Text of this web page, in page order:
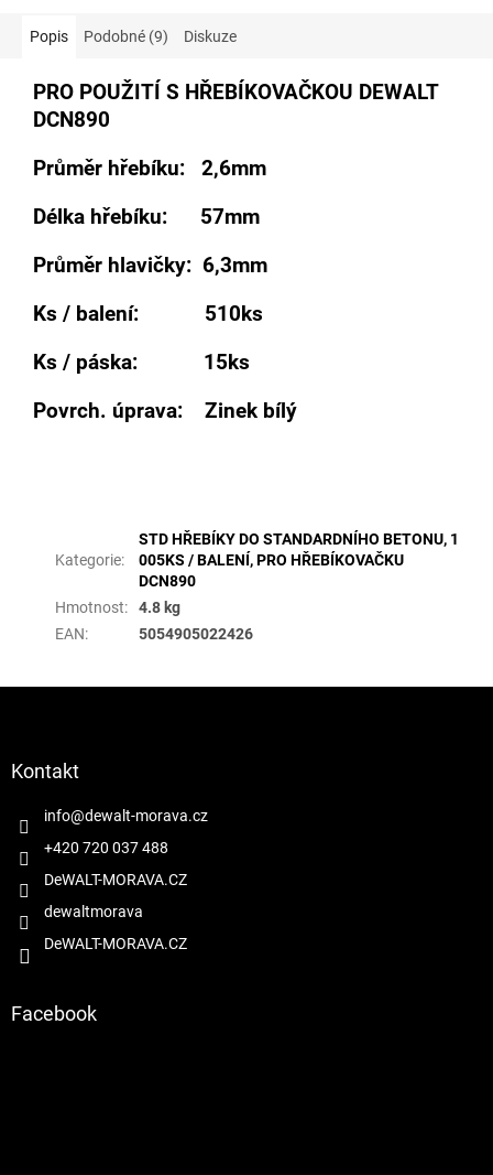
Popis Podobné (9) Diskuze
PRO POUŽITÍ S HŘEBÍKOVAČKOU DEWALT
DCN890
Průměr hřebíku: 2,6mm
Délka hřebíku: 57mm
Průměr hlavičky: 6,3mm
Ks / balení: 510ks
Ks / páska: 15ks
Povrch. úprava: Zinek bílý
Kategorie:
STD HŘEBÍKY DO STANDARDNÍHO BETONU, 1
005KS / BALENÍ, PRO HŘEBÍKOVAČKU
DCN890
Hmotnost:
4.8 kg
EAN: 5054905022426
Kontakt
info@dewalt-morava.cz
+420 720 037 488
DeWALT-MORAVA.CZ
dewaltmorava
DeWALT-MORAVA.CZ
Facebook